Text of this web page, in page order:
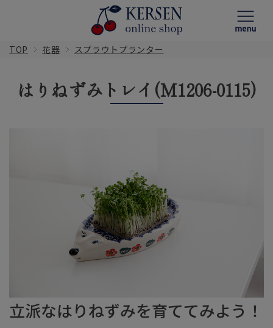
TOP 花器 スプラウトプランター
はりねずみトレイ(M1206-0115)
立派なはりねずみを育ててみよう！